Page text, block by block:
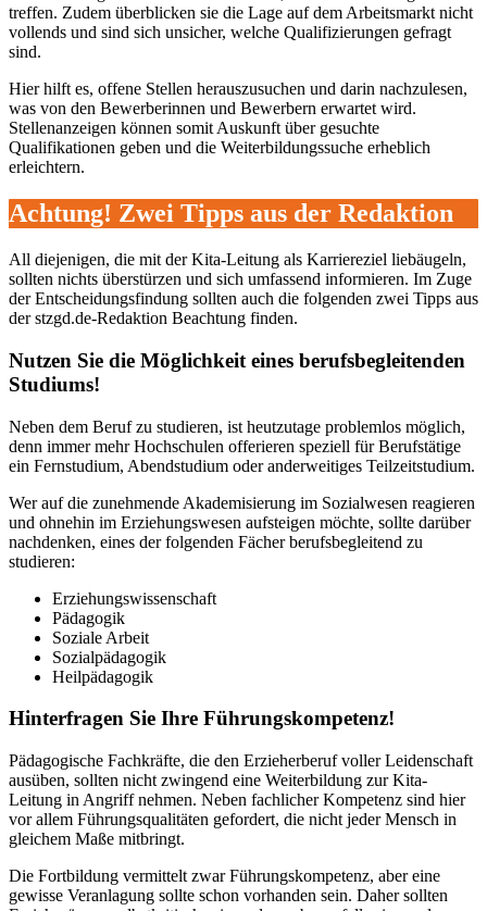
treffen. Zudem überblicken sie die Lage auf dem Arbeitsmarkt nicht
vollends und sind sich unsicher, welche Qualifizierungen gefragt
sind.
Hier hilft es, offene Stellen herauszusuchen und darin nachzulesen,
was von den Bewerberinnen und Bewerbern erwartet wird.
Stellenanzeigen können somit Auskunft über gesuchte
Qualifikationen geben und die Weiterbildungssuche erheblich
erleichtern.
Achtung! Zwei Tipps aus der Redaktion
All diejenigen, die mit der Kita-Leitung als Karriereziel liebäugeln,
sollten nichts überstürzen und sich umfassend informieren. Im Zuge
der Entscheidungsfindung sollten auch die folgenden zwei Tipps aus
der stzgd.de-Redaktion Beachtung finden.
Nutzen Sie die Möglichkeit eines berufsbegleitenden
Studiums!
Neben dem Beruf zu studieren, ist heutzutage problemlos möglich,
denn immer mehr Hochschulen offerieren speziell für Berufstätige
ein Fernstudium, Abendstudium oder anderweitiges Teilzeitstudium.
Wer auf die zunehmende Akademisierung im Sozialwesen reagieren
und ohnehin im Erziehungswesen aufsteigen möchte, sollte darüber
nachdenken, eines der folgenden Fächer berufsbegleitend zu
studieren:
Erziehungswissenschaft
Pädagogik
Soziale Arbeit
Sozialpädagogik
Heilpädagogik
Hinterfragen Sie Ihre Führungskompetenz!
Pädagogische Fachkräfte, die den Erzieherberuf voller Leidenschaft
ausüben, sollten nicht zwingend eine Weiterbildung zur Kita-
Leitung in Angriff nehmen. Neben fachlicher Kompetenz sind hier
vor allem Führungsqualitäten gefordert, die nicht jeder Mensch in
gleichem Maße mitbringt.
Die Fortbildung vermittelt zwar Führungskompetenz, aber eine
gewisse Veranlagung sollte schon vorhanden sein. Daher sollten